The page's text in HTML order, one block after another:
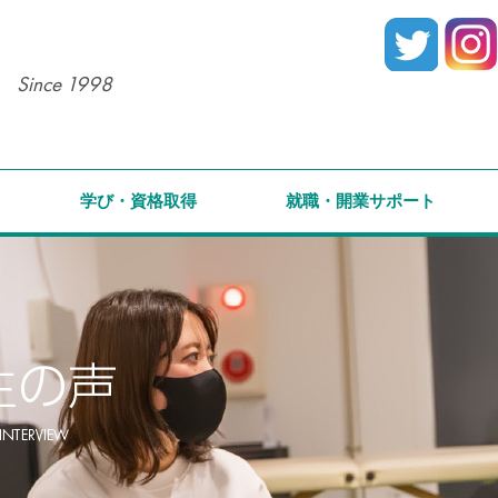
Since 1998
学び・資格取得 就職・開業サポート